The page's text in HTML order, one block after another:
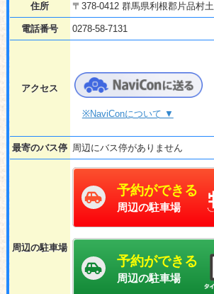
住所 〒378-0412 群馬県利根郡片品村
電話番号 0278-58-7131
アクセス
※NaviConについて ▼
最寄のバス停 周辺にバス停がありません
周辺の駐車場
予約ができる
周辺の駐車場
予約ができる
周辺の駐車場